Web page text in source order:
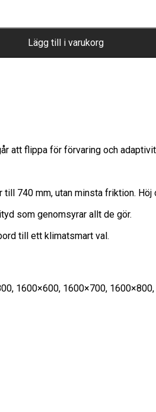
Lägg till i varukorg
att flippa för förvaring och
740 mm, utan minsta friktion.
som genomsyrar allt de gör.
till ett klimatsmart val.
1600×600, 1600×700,